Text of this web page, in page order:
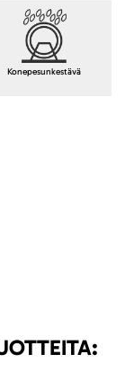
Konepesunkestävä